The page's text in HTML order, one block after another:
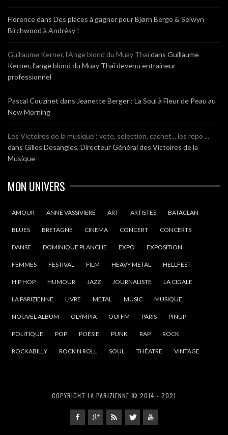
Florencedans Des places à gagner pour Bjørn Berge & Selwyn
Birchwood à Andrésy !
Guillaume Kerner, l’Ange blond du Muay Thaïdans Guillaume
Kerner, l’ange blond du Muay Thaï devenu entraineur
professionnel
Pascal Couzinet dans Jeanette Berger : La Soul à Fleur de Peau au
New Morning
Les Victoires de la musique : vote, sélection, cachet... les répo ...
dans Gilles Desangles, Directeur Général des Victoires de la
Musique
MON UNIVERS
AMOUR ANNE VASSIVIERE ART ARTISTES BATACLAN
BLUES BRETAGNE CINEMA CONCERT CONCERTS
DANSE DOMINIQUE PLANCHE EXPO EXPOSITION
FEMMES FESTIVAL FILM HEAVY METAL HELLFEST
HIP HOP HUMOUR JAZZ JOURNALISTE LA CIGALE
LA PARIZIENNE LIVRE METAL MUSIC MUSIQUE
NOUVEL ALBUM OLYMPIA OUI FM PARIS PINUP
POLITIQUE POP POÉSIE PUNK RAP ROCK
ROCKABILLY ROCK N ROLL SOUL THÉATRE VINTAGE
COPYRIGHT LA PARIZIENNE © 2014 - 2021